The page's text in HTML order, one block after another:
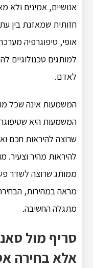
אנושיים, אמינים ולא
חזותית שמאזנת בין
אופי, טיפוגרפיה
למותגים טכנולוגיים
לאדם.
המשמעות היא
שרוצה להיראות חכם
להיראות מהיר וצעיר.
ממותג שרוצה לשדר
מראה במהירות,
מתגלה החשיבה.
סריף מול
אלא בחירה